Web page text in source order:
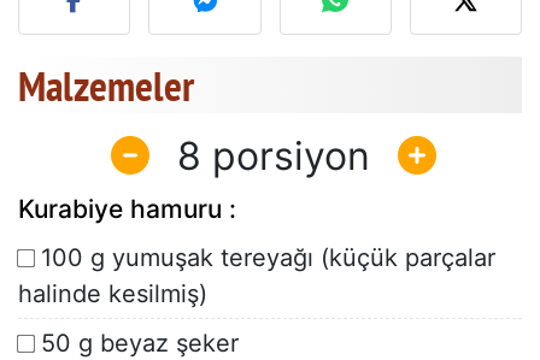
Malzemeler
8
Kurabiye hamuru :
100 g yumuşak tereyağı (küçük parçalar
halinde kesilmiş)
50 g beyaz şeker